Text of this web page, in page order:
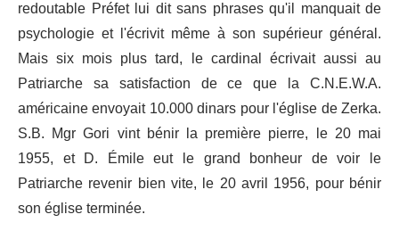
redoutable Préfet lui dit sans phrases qu'il manquait de
psychologie et l'écrivit même à son supérieur général.
Mais six mois plus tard, le cardinal écrivait aussi au
Patriarche sa satisfaction de ce que la C.N.E.W.A.
américaine envoyait 10.000 dinars pour l'église de Zerka.
S.B. Mgr Gori vint bénir la première pierre, le 20 mai
1955, et D. Émile eut le grand bonheur de voir le
Patriarche revenir bien vite, le 20 avril 1956, pour bénir
son église terminée.